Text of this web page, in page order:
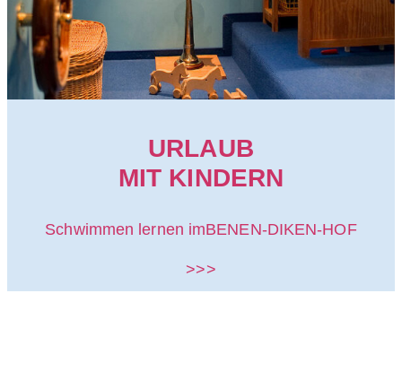
URLAUB
MIT KINDERN
Schwimmen lernen imBENEN-DIKEN-HOF
>>>